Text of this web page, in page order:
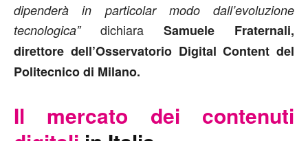
dipenderà in particolar modo dall’evoluzione
tecnologica” dichiara Samuele Fraternali,
direttore dell’Osservatorio Digital Content del
Politecnico di Milano.
Il mercato dei contenuti